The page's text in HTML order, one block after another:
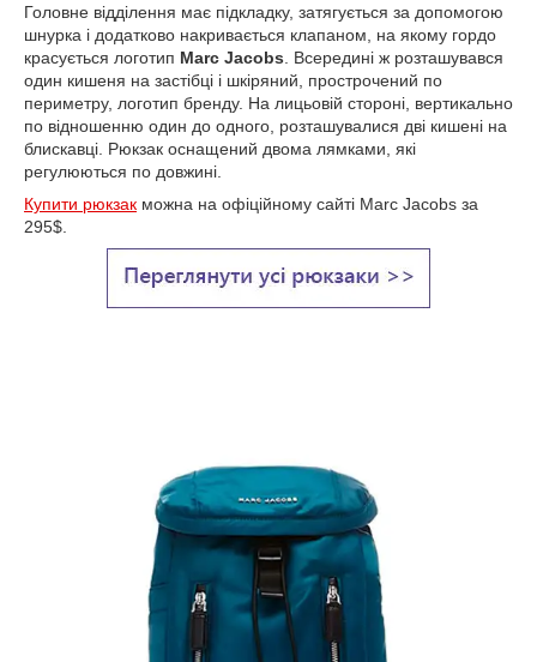
Головне відділення має підкладку, затягується за допомогою
шнурка і додатково накривається клапаном, на якому гордо
красується логотип Marc Jacobs . Всередині ж розташувався
один кишеня на застібці і шкіряний, прострочений по
периметру, логотип бренду. На лицьовій стороні, вертикально
по відношенню один до одного, розташувалися дві кишені на
блискавці. Рюкзак оснащений двома лямками, які
регулюються по довжині.
Купити рюкзак можна на офіційному сайті Marc Jacobs за
295$.